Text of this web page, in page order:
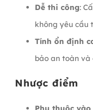
Dễ thi công:
không yêu cầu
Tính ổn định
bảo an toàn và
Nhược điểm
Phụ thuộc